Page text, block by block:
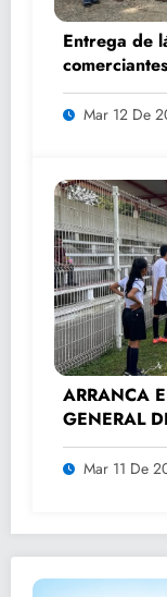
Entrega de
patronales y
Mar 12 De
ARRANCA
GENERAL
Mar 11 De